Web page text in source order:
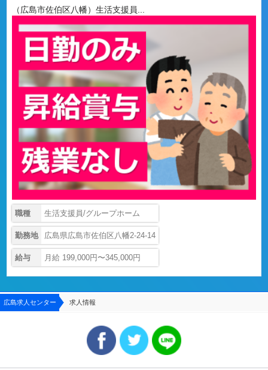
（広島市佐伯区八幡）生活支援員...
職種 生活支援員/グループホーム
勤務地 広島県広島市佐伯区八幡2-24-14
給与 月給 199,000円〜345,000円
広島求人センター 求人情報